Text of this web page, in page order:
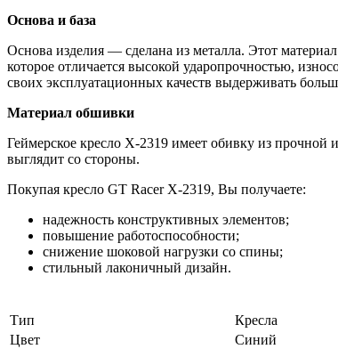
Основа и база
Основа изделия — сделана из металла. Этот
которое отличается высокой ударопрочностью,
своих эксплуатационных качеств выдерживать
Материал обшивки
Геймерское кресло X-2319 имеет обивку из прочной
выглядит со стороны.
Покупая кресло GT Racer X-2319, Вы получаете:
надежность конструктивных элементов;
повышение работоспособности;
снижение шоковой нагрузки со спины;
стильный лаконичный дизайн.
Тип
Кресла
Цвет
Синий